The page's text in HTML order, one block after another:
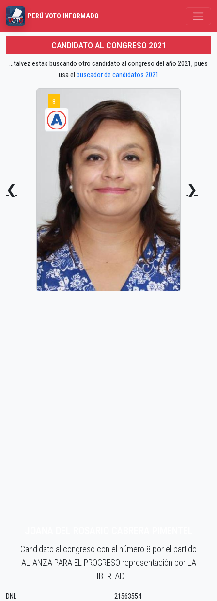
PERÚ VOTO INFORMADO
CANDIDATO AL CONGRESO 2021
...talvez estas buscando otro candidato al congreso del año 2021, pues
usa el buscador de candidatos 2021
❮
8
❯
Candidato al congreso con el número 8 por el partido
ALIANZA PARA EL PROGRESO representación por LA
LIBERTAD
DNI: 21563554